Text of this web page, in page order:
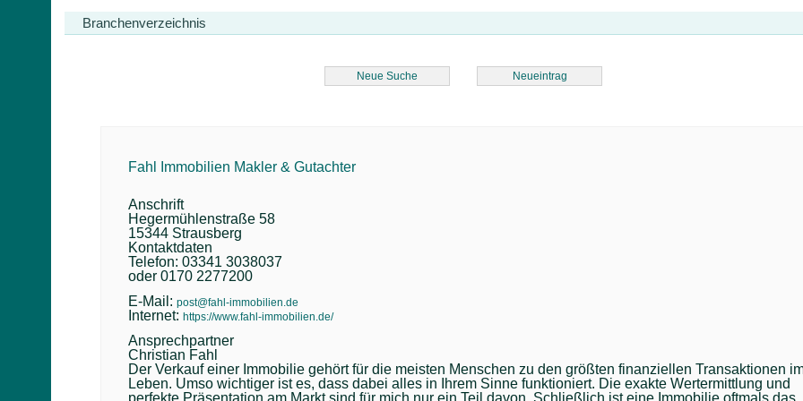
Branchenverzeichnis
Neue Suche Neueintrag
Fahl Immobilien Makler & Gutachter
Anschrift
Hegermühlenstraße 58
15344 Strausberg
Kontaktdaten
Telefon: 03341 3038037
oder 0170 2277200
E-Mail: post@fahl-immobilien.de
Internet: https://www.fahl-immobilien.de/
Ansprechpartner
Christian Fahl
Der Verkauf einer Immobilie gehört für die meisten Menschen zu den größten finanziellen Transaktionen
Leben. Umso wichtiger ist es, dass dabei alles in Ihrem Sinne funktioniert. Die exakte Wertermittlung und
perfekte Präsentation am Markt sind für mich nur ein Teil davon. Schließlich ist eine Immobilie oftmals das